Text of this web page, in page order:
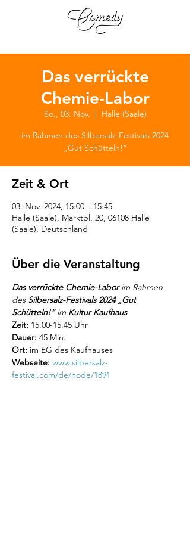
Das verrückte
Chemie-Labor
So., 03. Nov.
  |
Halle (Saale)
im Rahmen des Silbersalz-Festivals 2024
„Gut Schütteln!“
Zeit & Ort
03. Nov. 2024, 15:00 – 15:45
Halle (Saale), Marktpl. 20, 06108 Halle
(Saale), Deutschland
Über die Veranstaltung
Das verrückte Chemie-Labor im Rahmen
des Silbersalz-Festivals 2024 „Gut
Schütteln!“ im Kultur Kaufhaus
Zeit: 15.00-15.45 Uhr
Dauer: 45 Min.
Ort: im EG des Kaufhauses
Webseite: www.silbersalz-
festival.com/de/node/1891